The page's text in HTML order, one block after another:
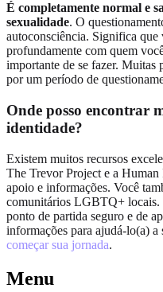
É completamente normal e
sexualidade. O
autoconsciência. Significa que
profundamente com quem
importante de se fazer. Muitas
por um período de
Onde posso encontrar
identidade?
Existem muitos recursos
The Trevor Project e a
apoio e informações. Você
comunitários LGBTQ+ locais.
ponto de partida seguro e de
informações para ajudá-lo(a) a
começar sua jornada.
Menu